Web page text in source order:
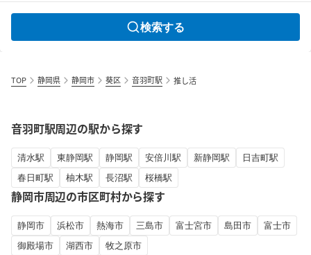
検索する
TOP 静岡県 静岡市 葵区 音羽町駅 推し活
音羽町駅周辺の駅から探す
清水駅 東静岡駅 静岡駅 安倍川駅 新静岡駅
日吉町駅
春日町駅
柚木駅 長沼駅 桜橋駅
静岡市周辺の市区町村から探す
静岡市 浜松市 熱海市 三島市 富士宮市 島田市
富士市
御殿場市
湖西市 牧之原市